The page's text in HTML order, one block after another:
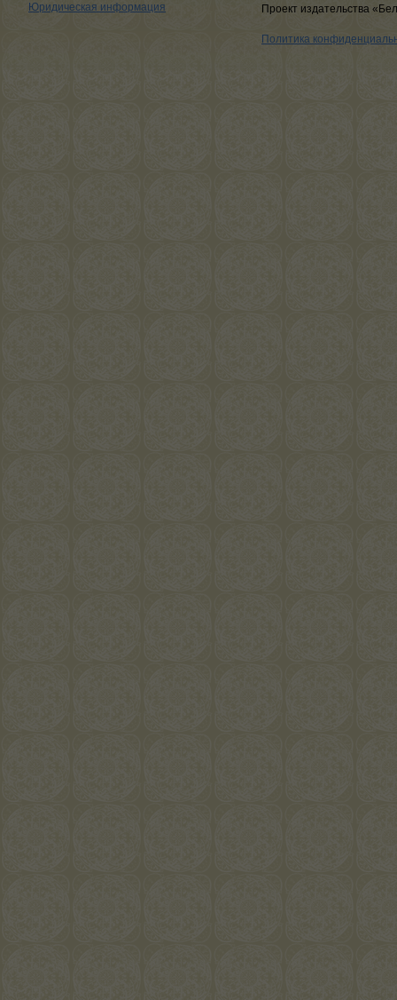
Юридическая информация
Проект издательства
Политика